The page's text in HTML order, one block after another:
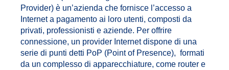
Provider) è un’azienda che fornisce l’accesso a
Internet a pagamento ai loro utenti, composti da
privati, professionisti e aziende. Per offrire
connessione, un provider Internet dispone di una
serie di punti detti PoP (Point of Presence), formati
da un complesso di apparecchiature, come router e